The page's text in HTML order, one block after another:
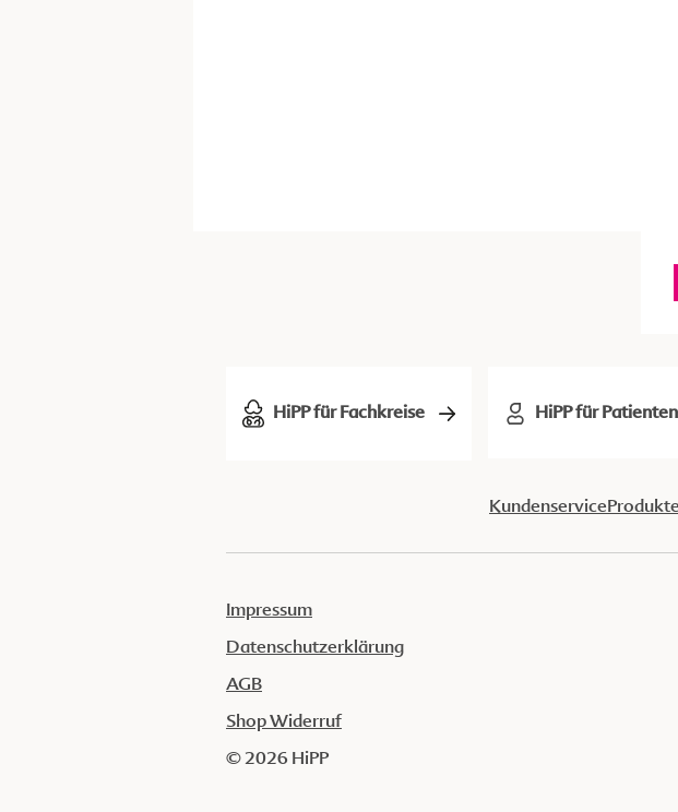
HiPP für Fachkreise HiPP für Patienten
KundenserviceProdukte
Impressum
Datenschutzerklärung
AGB
Shop Widerruf
© 2026 HiPP